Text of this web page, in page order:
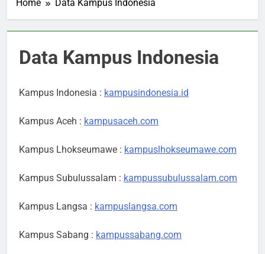
Home Data Kampus Indonesia
Data Kampus Indonesia
Kampus Indonesia : kampusindonesia.id
Kampus Aceh : kampusaceh.com
Kampus Lhokseumawe : kampuslhokseumawe.com
Kampus Subulussalam : kampussubulussalam.com
Kampus Langsa : kampuslangsa.com
Kampus Sabang : kampussabang.com